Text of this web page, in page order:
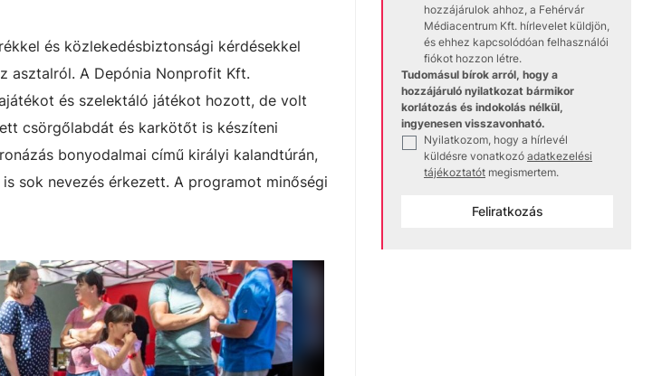
és közlekedésbiztonsági kérdésekkel
asztalról. A Depónia Nonprofit Kft.
és szelektáló játékot hozott, de volt
csörgőlabdát és karkötőt is készíteni
bonyodalmai című királyi kalandtúrán,
sok nevezés érkezett. A programot minőségi
hozzájárulok ahhoz, a Fehérvár
Médiacentrum Kft. hírlevelet küldjön,
és ehhez kapcsolódóan felhasználói
fiókot hozzon létre.
Tudomásul bírok arról, hogy a
hozzájáruló nyilatkozat bármikor
korlátozás és indokolás nélkül,
ingyenesen visszavonható.
Nyilatkozom, hogy a hírlevél
küldésre vonatkozó adatkezelési
tájékoztatót megismertem.
Feliratkozás